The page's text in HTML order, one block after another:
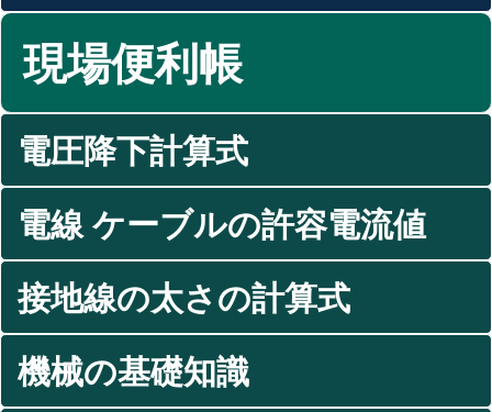
現場便利帳
電圧降下計算式
電線 ケーブルの許容電流値
接地線の太さの計算式
機械の基礎知識